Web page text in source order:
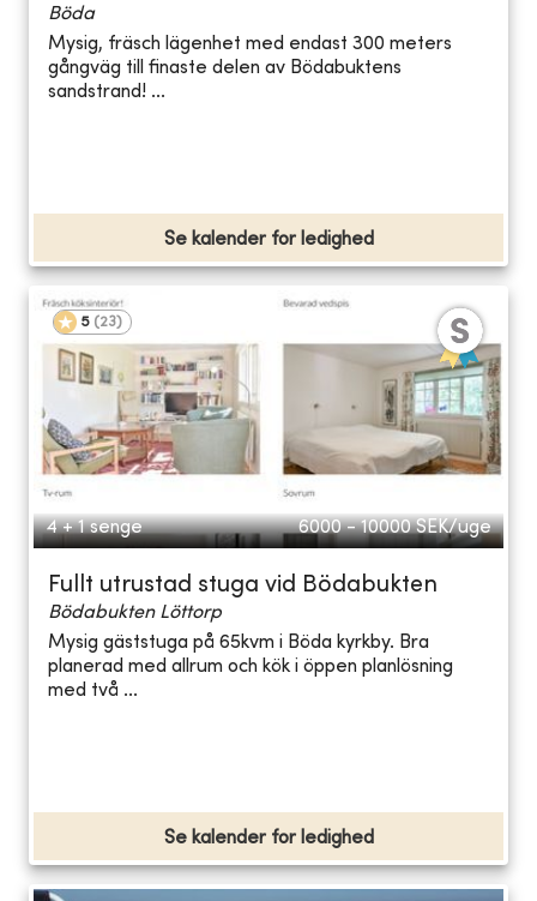
Böda
Mysig, fräsch lägenhet med endast 300 meters
gångväg till finaste delen av Bödabuktens
sandstrand! ...
Se kalender for ledighed
5 (23)
4 + 1 senge 6000 - 10000 SEK/uge
Fullt utrustad stuga vid Bödabukten
Bödabukten Löttorp
Mysig gäststuga på 65kvm i Böda kyrkby. Bra
planerad med allrum och kök i öppen planlösning
med två ...
Se kalender for ledighed